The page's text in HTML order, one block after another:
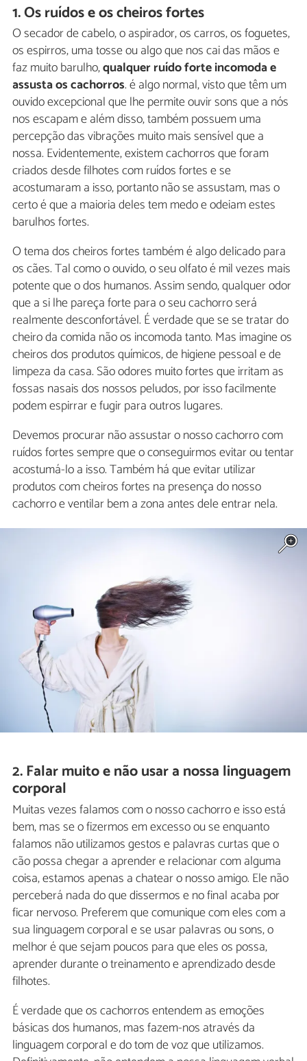
1. Os ruídos e os cheiros fortes
O secador de cabelo, o aspirador, os carros, os foguetes,
os espirros, uma tosse ou algo que nos cai das mãos e
faz muito barulho,qualquer ruído forte incomoda e
assusta os cachorros. é algo normal, visto que têm um
ouvido excepcional que lhe permite ouvir sons que a nós
nos escapam e além disso, também possuem uma
percepção das vibrações muito mais sensível que a
nossa. Evidentemente, existem cachorros que foram
criados desde filhotes com ruídos fortes e se
acostumaram a isso, portanto não se assustam, mas o
certo é que a maioria deles tem medo e odeiam estes
barulhos fortes.
O tema dos cheiros fortes também é algo delicado para
os cães. Tal como o ouvido, o seu olfato é mil vezes mais
potente que o dos humanos. Assim sendo, qualquer odor
que a si lhe pareça forte para o seu cachorro será
realmente desconfortável. É verdade que se se tratar do
cheiro da comida não os incomoda tanto. Mas imagine os
cheiros dos produtos químicos, de higiene pessoal e de
limpeza da casa. São odores muito fortes que irritam as
fossas nasais dos nossos peludos, por isso facilmente
podem espirrar e fugir para outros lugares.
Devemos procurar não assustar o nosso cachorro com
ruídos fortes sempre que o conseguirmos evitar ou tentar
acostumá-lo a isso. Também há que evitar utilizar
produtos com cheiros fortes na presença do nosso
cachorro e ventilar bem a zona antes dele entrar nela.
2. Falar muito e não usar a nossa linguagem
corporal
Muitas vezes falamos com o nosso cachorro e isso está
bem, mas se o fizermos em excesso ou se enquanto
falamos não utilizamos gestos e palavras curtas que o
cão possa chegar a aprender e relacionar com alguma
coisa, estamos apenas a chatear o nosso amigo. Ele não
perceberá nada do que dissermos e no final acaba por
ficar nervoso. Preferem que comunique com eles com a
sua linguagem corporal e se usar palavras ou sons, o
melhor é que sejam poucos para que eles os possa,
aprender durante o treinamento e aprendizado desde
filhotes.
É verdade que os cachorros entendem as emoções
básicas dos humanos, mas fazem-nos através da
linguagem corporal e do tom de voz que utilizamos.